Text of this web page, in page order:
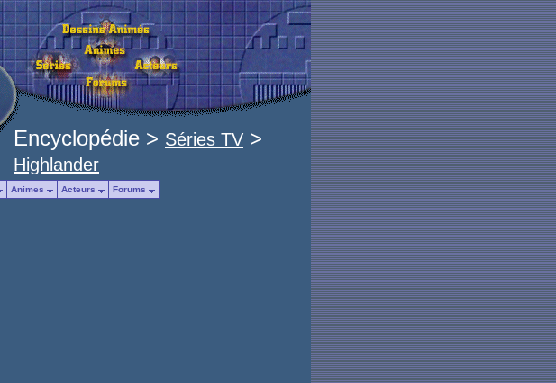
Animes Acteurs Forums
Encyclopédie > Séries TV >
Highlander